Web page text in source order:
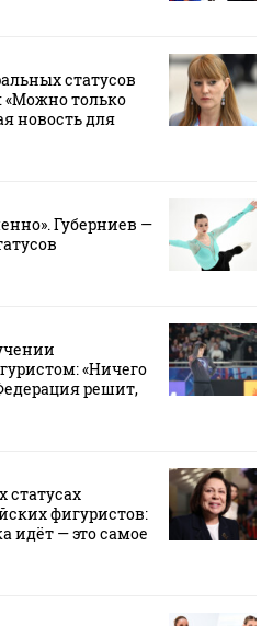
статусов
только
новость для
Губерниев —
«Ничего
решит,
статусах
фигуристов:
идёт — это самое